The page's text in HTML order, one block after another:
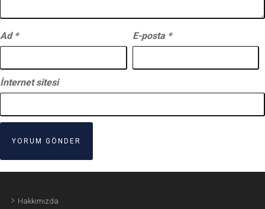
Ad * E-posta *
İnternet sitesi
Hakkımızda